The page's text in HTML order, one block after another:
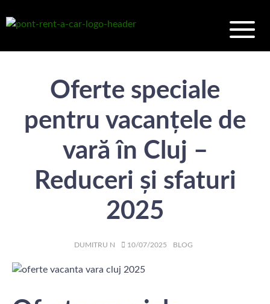
Oferte speciale
pentru vacanțele de
vară în Cluj –
Reduceri și sfaturi
2025
AUTHOR
DUMITRU N
POSTED
10/07/2025 CATEGORIES
BLOG